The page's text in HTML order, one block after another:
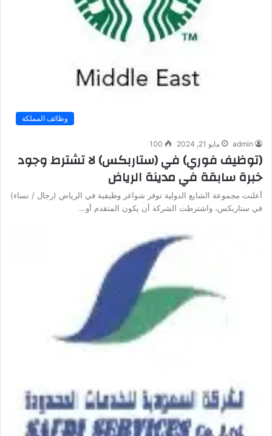
وظائف المملكة
admin مايو 21, 2024 100
(توظيف فوري) في (ستاربكس) لا تشترط وجود
خبرة سابقة في مدينة الرياض
أعلنت مجموعة الشايع الدولية توفر شواغر وظيفية في الرياض (رجال / نساء)
في ستاربكس، واشترطت الشركة أن يكون المتقدم أو…